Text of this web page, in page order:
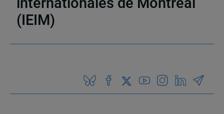
internationales de Montréal
(IEIM)